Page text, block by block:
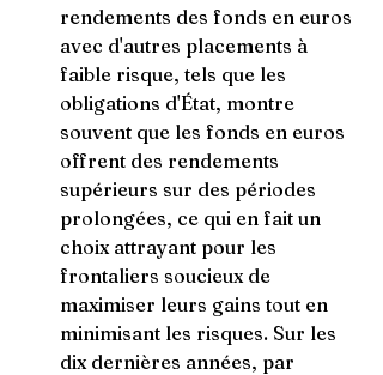
rendements des fonds en euros
avec d'autres placements à
faible risque, tels que les
obligations d'État, montre
souvent que les fonds en euros
offrent des rendements
supérieurs sur des périodes
prolongées, ce qui en fait un
choix attrayant pour les
frontaliers soucieux de
maximiser leurs gains tout en
minimisant les risques. Sur les
dix dernières années, par